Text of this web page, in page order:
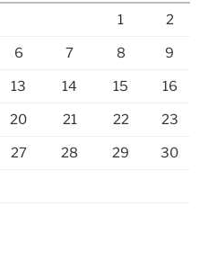
1 2
6 7 8 9
13 14 15 16
20 21 22 23
27 28 29 30